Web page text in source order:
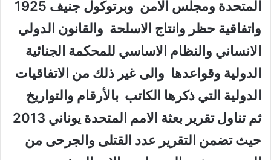
المتحدة ومجلس الامن وبرتوكول جنيف 1925
واتفاقية حظر وانتاج الاسلحة والقانون الدولي
الانساني والنظام الاساسي للمحكمة الجنائية
الدولية وقواعدها والى غير ذلك من الاتفاقيات
الدولية التي ذكرها الكاتب بالأرقام والتواريخ
ثم تناول تقرير بعثة الامم المتحدة يوناني 2013
حيث تضمن التقرير عدد القتلى والجرحى من